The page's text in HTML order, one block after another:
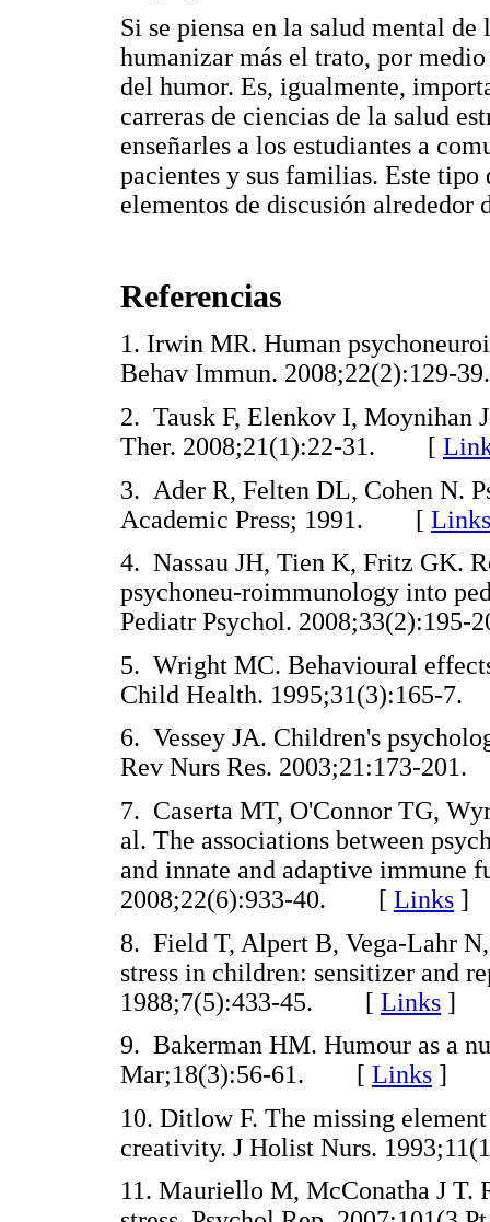
Si se piensa en la salud mental
humanizar más el trato, por
del humor. Es, igualmente,
carreras de ciencias de la salud
enseñarles a los estudiantes a
pacientes y sus familias. Este
elementos de discusión alrededor
Referencias
1. Irwin MR. Human
Behav Immun.
2. Tausk F, Elenkov I, Moynihan
Ther. 2008;21(1):22-31. [
3. Ader R, Felten DL, Cohen N.
Academic Press; 1991. [ Links
4. Nassau JH, Tien K, Fritz GK.
psychoneu-roimmunology into
Pediatr Psychol.
5. Wright MC. Behavioural
Child Health.
6. Vessey JA. Children's
Rev Nurs Res. 2003;21:173-
7. Caserta MT, O'Connor TG,
al. The associations between
and innate and adaptive immune
2008;22(6):933-40. [ Links ]
8. Field T, Alpert B, Vega-Lahr
stress in children: sensitizer and
1988;7(5):433-45. [ Links ]
9. Bakerman HM. Humour as a
Mar;18(3):56-61. [ Links ]
10. Ditlow F. The missing
creativity. J Holist Nurs.
11. Mauriello M, McConatha J T.